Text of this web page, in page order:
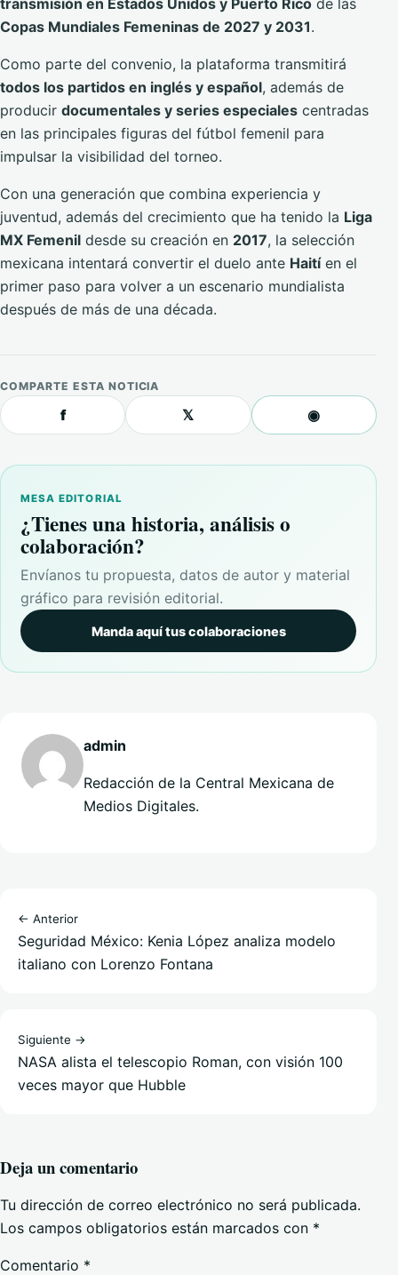
transmisión en Estados Unidos y Puerto Rico de las
Copas Mundiales Femeninas de 2027 y 2031.
Como parte del convenio, la plataforma transmitirá
todos los partidos en inglés y español, además de
producir documentales y series especiales centradas
en las principales figuras del fútbol femenil para
impulsar la visibilidad del torneo.
Con una generación que combina experiencia y
juventud, además del crecimiento que ha tenido la Liga
MX Femenil desde su creación en 2017, la selección
mexicana intentará convertir el duelo ante Haitíen el
primer paso para volver a un escenario mundialista
después de más de una década.
COMPARTE ESTA NOTICIA
f 𝕏 ◉
MESA EDITORIAL
¿Tienes una historia, análisis o
colaboración?
Envíanos tu propuesta, datos de autor y material
gráfico para revisión editorial.
Manda aquí tus colaboraciones
admin
Redacción de la Central Mexicana de
Medios Digitales.
← Anterior
Seguridad México: Kenia López analiza modelo
italiano con Lorenzo Fontana
Siguiente →
NASA alista el telescopio Roman, con visión 100
veces mayor que Hubble
Deja un comentario
Tu dirección de correo electrónico no será publicada.
Los campos obligatorios están marcados con *
Comentario *